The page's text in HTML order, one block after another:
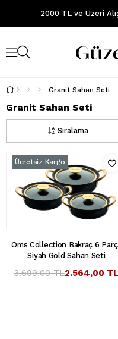
2000 TL ve Üzeri
Granit Sahan Seti
Granit Sahan Seti
Sıralama
Oms Collection Bakraç 6
Siyah Gold Sahan Seti
2.564,00 TL
3.699,00 TL
Ücretsiz Kargo